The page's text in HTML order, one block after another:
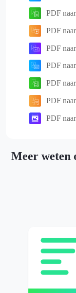
PDF
PDF
PDF
PDF
PDF
PDF
PDF
Meer weten